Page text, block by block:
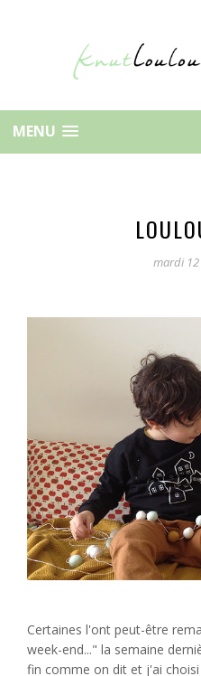
MENU
mardi
Certaines l'ont peut-être
week-end..." la semaine
fin comme on dit et j'ai